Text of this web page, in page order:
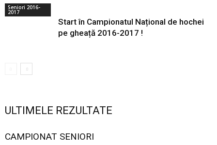
Seniori 2016-
2017
Start în Campionatul Național de hochei
pe gheață 2016-2017 !
ULTIMELE REZULTATE
CAMPIONAT SENIORI